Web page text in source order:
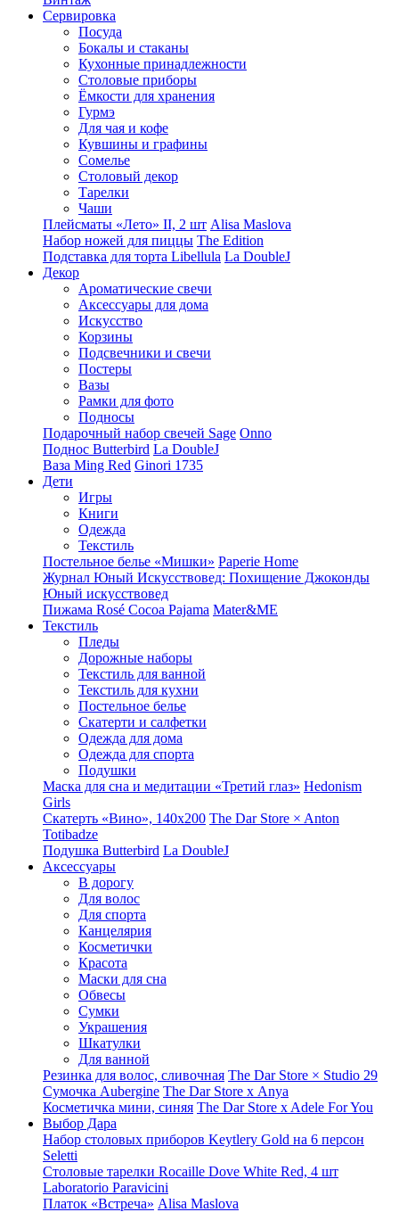
Сервировка
Посуда
Бокалы и стаканы
Кухонные принадлежности
Столовые приборы
Ëмкости для хранения
Гурмэ
Для чая и кофе
Кувшины и графины
Сомелье
Столовый декор
Тарелки
Чаши
Плейсматы «Лето» II, 2 шт Alisa Maslova
Набор ножей для пиццы The Edition
Подставка для торта Libellula La DoubleJ
Декор
Ароматические свечи
Аксессуары для дома
Искусство
Корзины
Подсвечники и свечи
Постеры
Вазы
Рамки для фото
Подносы
Подарочный набор свечей Sage Onno
Поднос Butterbird La DoubleJ
Ваза Ming Red Ginori 1735
Дети
Игры
Книги
Одежда
Текстиль
Постельное белье «Мишки» Paperie Home
Журнал Юный Искусствовед: Похищение Джоконды
Юный искусствовед
Пижама Rosé Cocoa Pajama Mater&ME
Текстиль
Пледы
Дорожные наборы
Текстиль для ванной
Текстиль для кухни
Постельное белье
Скатерти и салфетки
Одежда для дома
Одежда для спорта
Подушки
Маска для сна и медитации «Третий глаз» Hedonism
Girls
Скатерть «Вино», 140х200 The Dar Store × Anton
Totibadze
Подушка Butterbird La DoubleJ
Аксессуары
В дорогу
Для волос
Для спорта
Канцелярия
Косметички
Красота
Маски для сна
Обвесы
Сумки
Украшения
Шкатулки
Для ванной
Резинка для волос, сливочная The Dar Store × Studio 29
Сумочка Aubergine The Dar Store x Anya
Косметичка мини, синяя The Dar Store x Adele For You
Выбор Дара
Набор столовых приборов Keytlery Gold на 6 персон
Seletti
Столовые тарелки Rocaille Dove White Red, 4 шт
Laboratorio Paravicini
Платок «Встреча» Alisa Maslova